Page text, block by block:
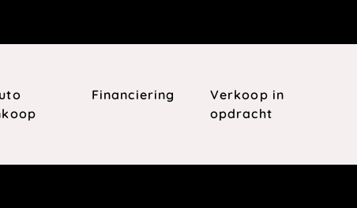
Financiering
Verkoop in
opdracht